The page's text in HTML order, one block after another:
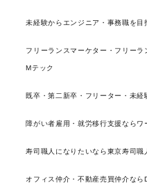
未経験からエンジニア・事務職を目
フリーランスマーケター・フリー
Mテック
既卒・第二新卒・フリーター・未
障がい者雇用・就労移行支援ならワ
寿司職人になりたいなら東京寿司職
オフィス仲介・不動産売買仲介なら